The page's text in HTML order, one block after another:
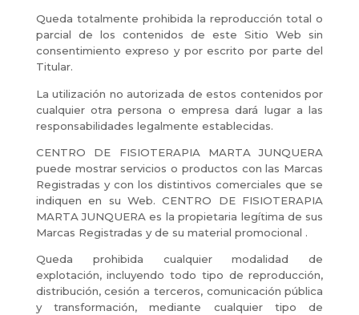
Queda totalmente prohibida la reproducción total o
parcial de los contenidos de este Sitio Web sin
consentimiento expreso y por escrito por parte del
Titular.
La utilización no autorizada de estos contenidos por
cualquier otra persona o empresa dará lugar a las
responsabilidades legalmente establecidas.
CENTRO DE FISIOTERAPIA MARTA JUNQUERA
puede mostrar servicios o productos con las Marcas
Registradas y con los distintivos comerciales que se
indiquen en su Web. CENTRO DE FISIOTERAPIA
MARTA JUNQUERA es la propietaria legítima de sus
Marcas Registradas y de su material promocional .
Queda prohibida cualquier modalidad de
explotación, incluyendo todo tipo de reproducción,
distribución, cesión a terceros, comunicación pública
y transformación, mediante cualquier tipo de